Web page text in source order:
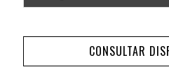
CONSULTAR